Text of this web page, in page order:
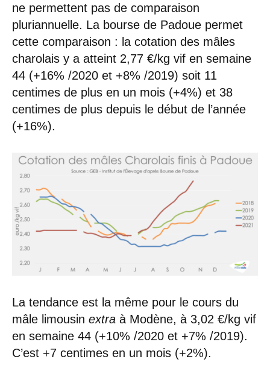
ne permettent pas de comparaison
pluriannuelle. La bourse de Padoue permet
cette comparaison : la cotation des mâles
charolais y a atteint 2,77 €/kg vif en semaine
44 (+16% /2020 et +8% /2019) soit 11
centimes de plus en un mois (+4%) et 38
centimes de plus depuis le début de l’année
(+16%).
La tendance est la même pour le cours du
mâle limousin extra à Modène, à 3,02 €/kg vif
en semaine 44 (+10% /2020 et +7% /2019).
C’est +7 centimes en un mois (+2%).